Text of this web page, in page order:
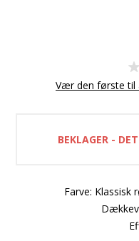
Vær den første til
BEKLAGER -
Farve: Klassisk